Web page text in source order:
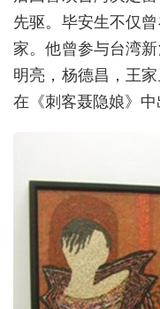
先驱。毕安生不仅
家。他曾参与台湾
明亮，杨德昌，王
在《刺客聂隐娘》中